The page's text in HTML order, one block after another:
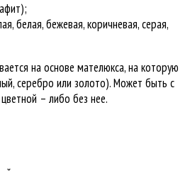
белая, бежевая, коричневая, серая,
на основе мателюкса, на которую
серебро или золото). Может быть с
– либо без нее.